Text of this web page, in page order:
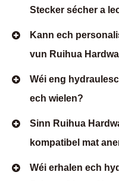
Stecker sécher a
Kann ech
vun Ruihua
Wéi eng
ech wielen?
Sinn Ruihua
kompatibel mat
Wéi erhalen ech